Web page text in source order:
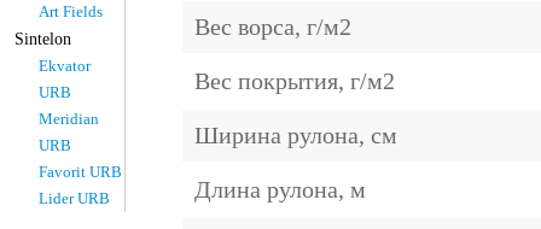
Art Fields
Sintelon
Ekvator
URB
Meridian
URB
Favorit URB
Lider URB
Вес ворса, г/м2
Вес покрытия, г/м2
Ширина рулона, см
Длина рулона, м